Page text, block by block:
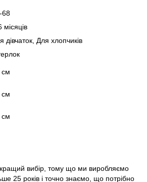
68
місяців
дівчаток, Для хлопчиків
см
см
см
вибір, тому що ми виробляємо
25 років і точно знаємо, що потрібно